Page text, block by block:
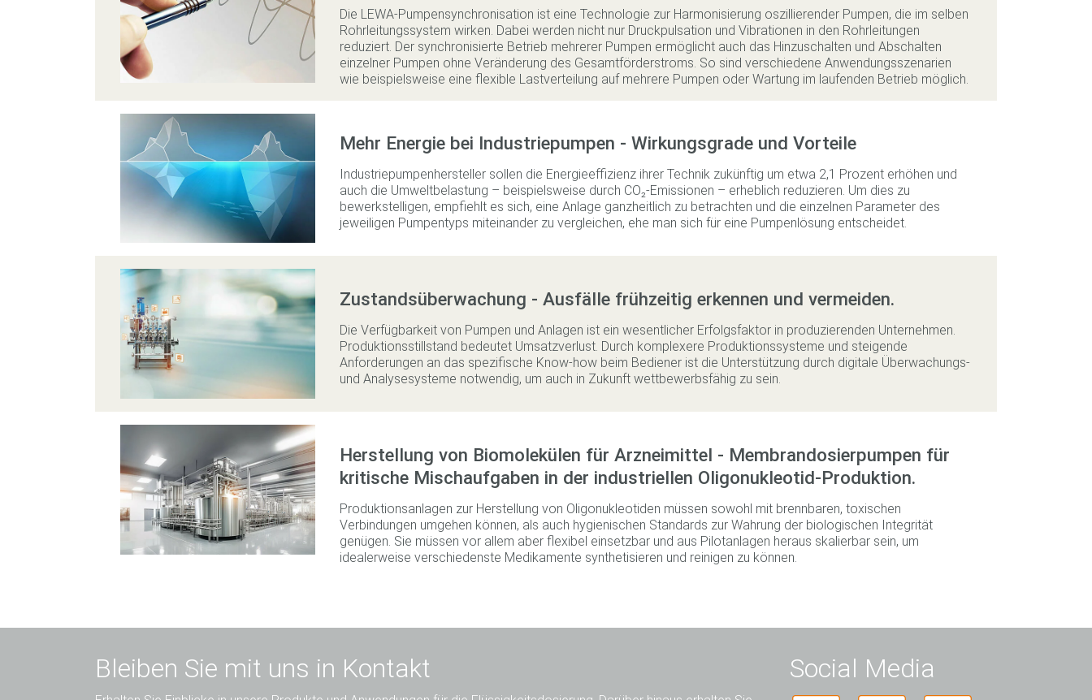
Die LEWA-Pumpensynchronisation ist eine Technologie zur Harmonisierung oszillierender Pumpen, die im selben
Rohrleitungssystem wirken. Dabei werden nicht nur Druckpulsation und Vibrationen in den Rohrleitungen
reduziert. Der synchronisierte Betrieb mehrerer Pumpen ermöglicht auch das Hinzuschalten und Abschalten
einzelner Pumpen ohne Veränderung des Gesamtförderstroms. So sind verschiedene Anwendungsszenarien
wie beispielsweise eine flexible Lastverteilung auf mehrere Pumpen oder Wartung im laufenden Betrieb möglich.
Mehr Energie bei Industriepumpen - Wirkungsgrade und Vorteile
Industriepumpenhersteller sollen die Energieeffizienz ihrer Technik zukünftig um etwa 2,1 ­Prozent erhöhen und
auch die Umweltbelastung – beispielsweise durch CO₂-Emissionen – erheblich reduzieren. Um dies zu
bewerkstelligen, empfiehlt es sich, eine Anlage ganzheitlich zu betrachten und die einzelnen Parameter des
jeweiligen Pumpentyps miteinander zu vergleichen, ehe man sich für eine Pumpenlösung entscheidet.
Zustandsüberwachung - Ausfälle frühzeitig erkennen und vermeiden.
Die Verfügbarkeit von Pumpen und Anlagen ist ein wesentlicher Erfolgsfaktor in produzierenden Unternehmen.
Produktionsstillstand bedeutet Umsatzverlust. Durch komplexere Produktionssysteme und steigende
Anforderungen an das spezifische Know-how beim Bediener ist die Unterstützung durch digitale Überwachungs-
und Analysesysteme notwendig, um auch in Zukunft wettbewerbsfähig zu sein.
Herstellung von Biomolekülen für Arzneimittel - Membrandosierpumpen für
kritische Mischaufgaben in der industriellen Oligonukleotid-Produktion.
Produktionsanlagen zur Herstellung von Oligonukleotiden müssen sowohl mit brennbaren, toxischen
Verbindungen umgehen können, als auch hygienischen Standards zur Wahrung der biologischen Integrität
genügen. Sie müssen vor allem aber flexibel einsetzbar und aus Pilotanlagen heraus skalierbar sein, um
idealerweise verschiedenste Medikamente synthetisieren und reinigen zu können.
Bleiben Sie mit uns in Kontakt Social Media